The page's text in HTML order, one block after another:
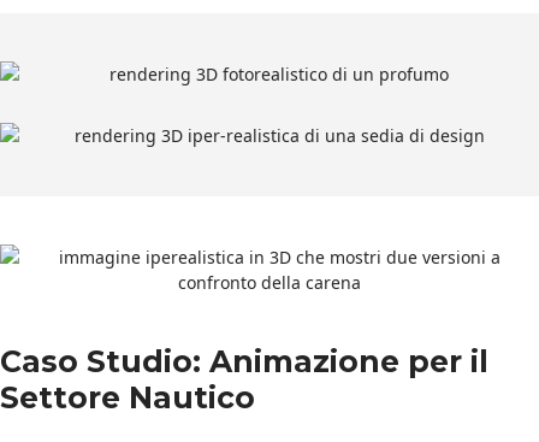
Caso Studio: Animazione per il
Settore Nautico